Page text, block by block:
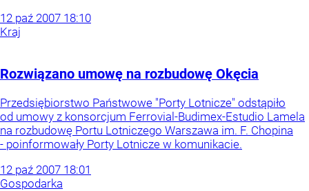
12 paź 2007 18:10
Kraj
Rozwiązano umowę na rozbudowę Okęcia
Przedsiębiorstwo Państwowe "Porty Lotnicze" odstąpiło
od umowy z konsorcjum Ferrovial-Budimex-Estudio Lamela
na rozbudowę Portu Lotniczego Warszawa im. F. Chopina
- poinformowały Porty Lotnicze w komunikacie.
12 paź 2007 18:01
Gospodarka